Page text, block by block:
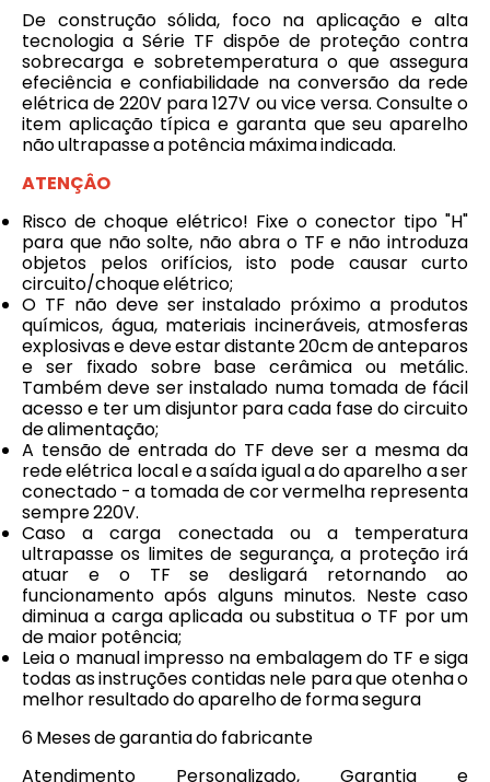
De construção sólida, foco na aplicação e alta
tecnologia a Série TF dispõe de proteção contra
sobrecarga e sobretemperatura o que assegura
efeciência e confiabilidade na conversão da rede
elétrica de 220V para 127V ou vice versa. Consulte o
item aplicação típica e garanta que seu aparelho
não ultrapasse a potência máxima indicada.
ATENÇÂO
Risco de choque elétrico! Fixe o conector tipo "H"
para que não solte, não abra o TF e não introduza
objetos pelos orifícios, isto pode causar curto
circuito/choque elétrico;
O TF não deve ser instalado próximo a produtos
químicos, água, materiais incineráveis, atmosferas
explosivas e deve estar distante 20cm de anteparos
e ser fixado sobre base cerâmica ou metálic.
Também deve ser instalado numa tomada de fácil
acesso e ter um disjuntor para cada fase do circuito
de alimentação;
A tensão de entrada do TF deve ser a mesma da
rede elétrica local e a saída igual a do aparelho a ser
conectado - a tomada de cor vermelha representa
sempre 220V.
Caso a carga conectada ou a temperatura
ultrapasse os limites de segurança, a proteção irá
atuar e o TF se desligará retornando ao
funcionamento após alguns minutos. Neste caso
diminua a carga aplicada ou substitua o TF por um
de maior potência;
Leia o manual impresso na embalagem do TF e siga
todas as instruções contidas nele para que otenha o
melhor resultado do aparelho de forma segura
6 Meses de garantia do fabricante
Atendimento Personalizado, Garantia e